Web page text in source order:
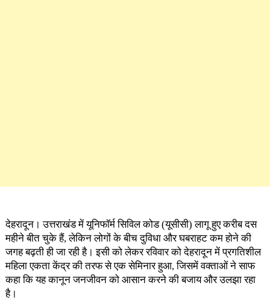
देहरादून। उत्तराखंड में यूनिफॉर्म सिविल कोड (यूसीसी) लागू हुए करीब दस
महीने बीत चुके हैं, लेकिन लोगों के बीच दुविधा और घबराहट कम होने की
जगह बढ़ती ही जा रही है। इसी को लेकर रविवार को देहरादून में प्रगतिशील
महिला एकता केंद्र की तरफ से एक सेमिनार हुआ, जिसमें वक्ताओं ने साफ
कहा कि यह कानून जनजीवन को आसान करने की बजाय और उलझा रहा
है।